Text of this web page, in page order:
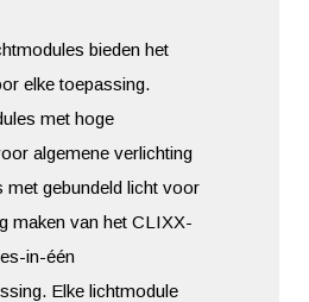
bieden het
elke toepassing.
met hoge
algemene verlichting
met gebundeld licht voor
maken van het CLIXX-
in-één
Elke lichtmodule